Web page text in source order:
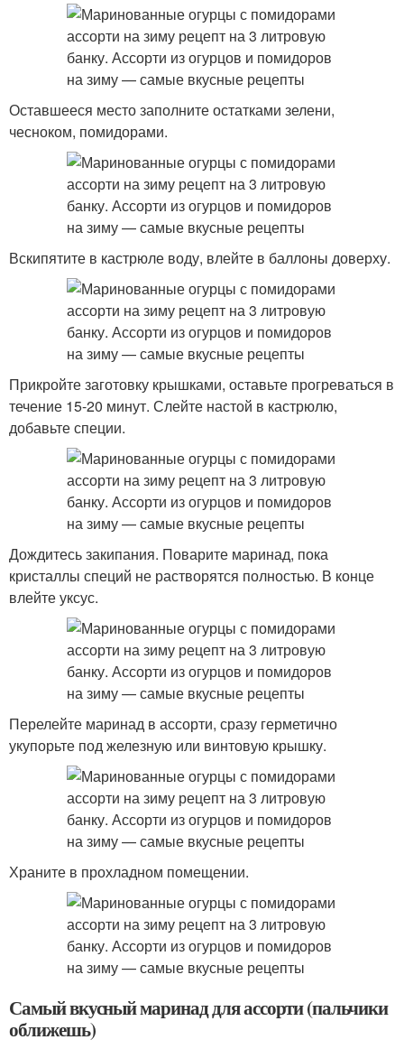
Оставшееся место заполните остатками зелени,
чесноком, помидорами.
Вскипятите в кастрюле воду, влейте в баллоны доверху.
Прикройте заготовку крышками, оставьте прогреваться в
течение 15-20 минут. Слейте настой в кастрюлю,
добавьте специи.
Дождитесь закипания. Поварите маринад, пока
кристаллы специй не растворятся полностью. В конце
влейте уксус.
Перелейте маринад в ассорти, сразу герметично
укупорьте под железную или винтовую крышку.
Храните в прохладном помещении.
Самый вкусный маринад для ассорти (пальчики
оближешь)